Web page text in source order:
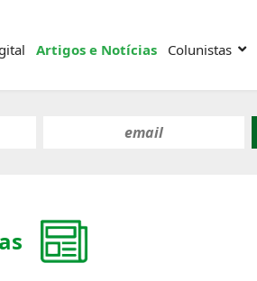
Artigos e Notícias Colunistas